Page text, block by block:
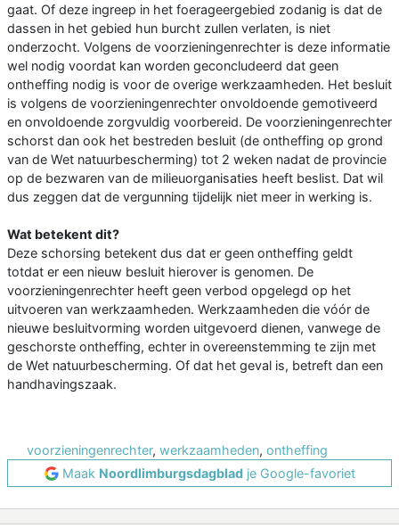
gaat. Of deze ingreep in het foerageergebied zodanig is dat de
dassen in het gebied hun burcht zullen verlaten, is niet
onderzocht. Volgens de voorzieningenrechter is deze informatie
wel nodig voordat kan worden geconcludeerd dat geen
ontheffing nodig is voor de overige werkzaamheden. Het besluit
is volgens de voorzieningenrechter onvoldoende gemotiveerd
en onvoldoende zorgvuldig voorbereid. De voorzieningenrechter
schorst dan ook het bestreden besluit (de ontheffing op grond
van de Wet natuurbescherming) tot 2 weken nadat de provincie
op de bezwaren van de milieuorganisaties heeft beslist. Dat wil
dus zeggen dat de vergunning tijdelijk niet meer in werking is.
Wat betekent dit?
Deze schorsing betekent dus dat er geen ontheffing geldt
totdat er een nieuw besluit hierover is genomen. De
voorzieningenrechter heeft geen verbod opgelegd op het
uitvoeren van werkzaamheden. Werkzaamheden die vóór de
nieuwe besluitvorming worden uitgevoerd dienen, vanwege de
geschorste ontheffing, echter in overeenstemming te zijn met
de Wet natuurbescherming. Of dat het geval is, betreft dan een
handhavingszaak.
voorzieningenrechter, werkzaamheden, ontheffing
Maak Noordlimburgsdagbladje Google-favoriet